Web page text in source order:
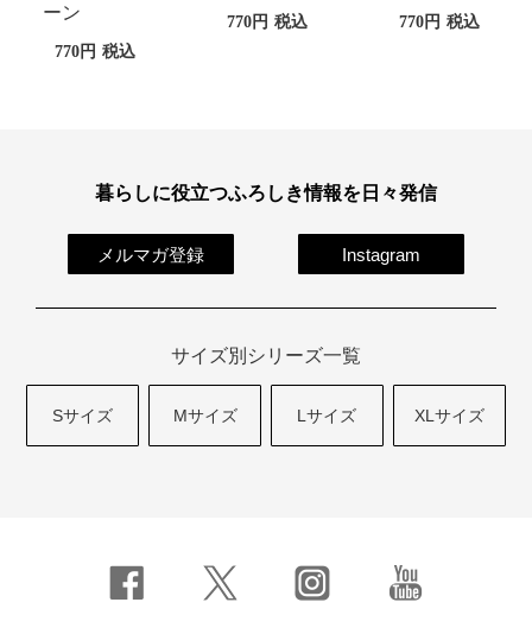
ーン
770 税込
770 税込 770 税込
暮らしに役立つふろしき情報を日々発信
メルマガ登録 Instagram
サイズ別シリーズ一覧
Sサイズ Mサイズ Lサイズ XLサイズ